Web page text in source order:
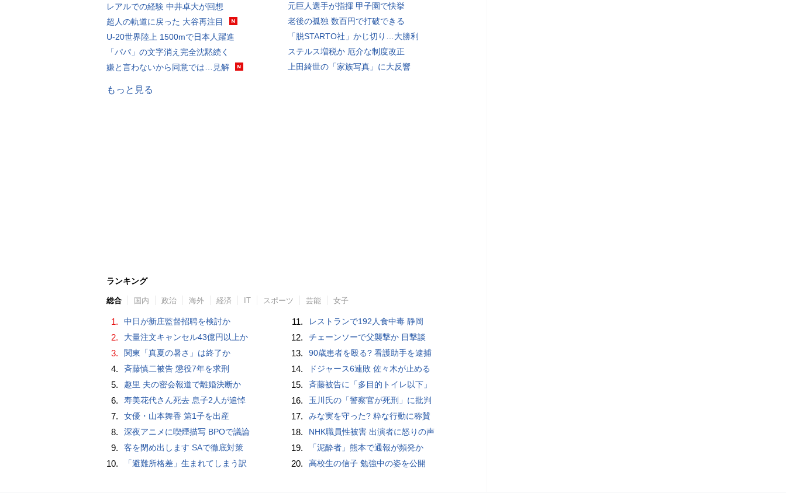
レアルでの経験 中井卓大が回想
超人の軌道に戻った 大谷再注目
U-20世界陸上 1500mで日本人躍進
「パパ」の文字消え完全沈黙続く
嫌と言わないから同意では…見解
元巨人選手が指揮 甲子園で快挙
老後の孤独 数百円で打破できる
「脱STARTO社」かじ切り…大勝利
ステルス増税か 厄介な制度改正
上田綺世の「家族写真」に大反響
もっと見る
ランキング
総合 国内 政治 海外 経済 IT スポーツ 芸能 女子
1. 中日が新庄監督招聘を検討か
2. 大量注文キャンセル43億円以上か
3. 関東「真夏の暑さ」は終了か
4. 斉藤慎二被告 懲役7年を求刑
5. 趣里 夫の密会報道で離婚決断か
6. 寿美花代さん死去 息子2人が追悼
7. 女優・山本舞香 第1子を出産
8. 深夜アニメに喫煙描写 BPOで議論
9. 客を閉め出します SAで徹底対策
10. 「避難所格差」生まれてしまう訳
11. レストランで192人食中毒 静岡
12. チェーンソーで父襲撃か 目撃談
13. 90歳患者を殴る? 看護助手を逮捕
14. ドジャース6連敗 佐々木が止める
15. 斉藤被告に「多目的トイレ以下」
16. 玉川氏の「警察官が死刑」に批判
17. みな実を守った? 粋な行動に称賛
18. NHK職員性被害 出演者に怒りの声
19. 「泥酔者」熊本で通報が頻発か
20. 高校生の信子 勉強中の姿を公開